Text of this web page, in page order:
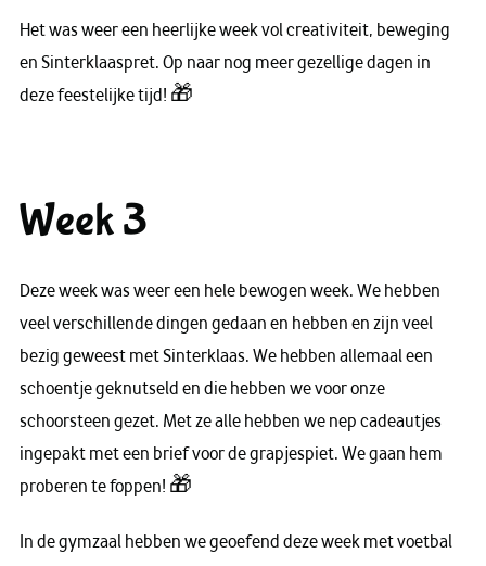
Het was weer een heerlijke week vol creativiteit, beweging
en Sinterklaaspret. Op naar nog meer gezellige dagen in
deze feestelijke tijd! 🎁
Week 3
Deze week was weer een hele bewogen week. We hebben
veel verschillende dingen gedaan en hebben en zijn veel
bezig geweest met Sinterklaas. We hebben allemaal een
schoentje geknutseld en die hebben we voor onze
schoorsteen gezet. Met ze alle hebben we nep cadeautjes
ingepakt met een brief voor de grapjespiet. We gaan hem
proberen te foppen! 🎁
In de gymzaal hebben we geoefend deze week met voetbal